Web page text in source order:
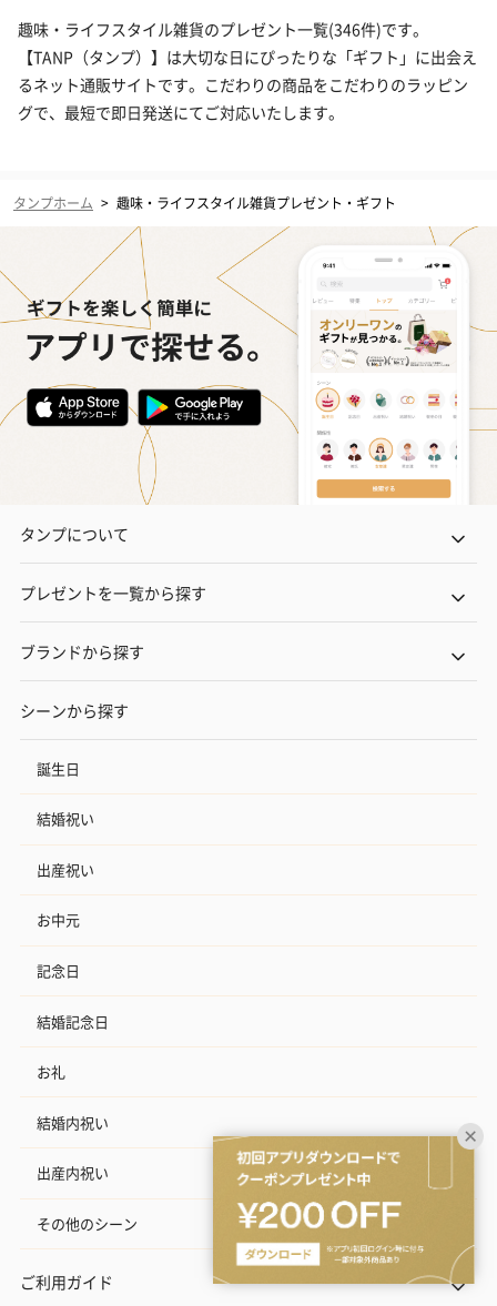
趣味・ライフスタイル雑貨のプレゼント一覧(346件)です。
【TANP（タンプ）】は大切な日にぴったりな「ギフト」に出会え
るネット通販サイトです。こだわりの商品をこだわりのラッピン
グで、最短で即日発送にてご対応いたします。
タンプホーム > 趣味・ライフスタイル雑貨プレゼント・ギフト
タンプについて
プレゼントを一覧から探す
ブランドから探す
シーンから探す
誕生日
結婚祝い
出産祝い
お中元
記念日
結婚記念日
お礼
結婚内祝い
出産内祝い
その他のシーン
ご利用ガイド